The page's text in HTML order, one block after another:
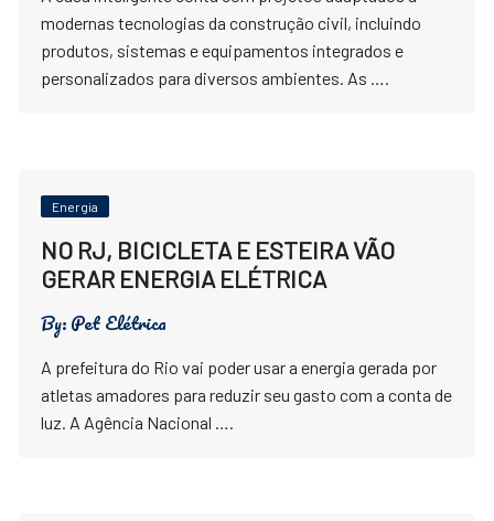
modernas tecnologias da construção civil, incluindo
produtos, sistemas e equipamentos integrados e
personalizados para diversos ambientes. As ….
Energia
NO RJ, BICICLETA E ESTEIRA VÃO
GERAR ENERGIA ELÉTRICA
By:Pet Elétrica
A prefeitura do Rio vai poder usar a energia gerada por
atletas amadores para reduzir seu gasto com a conta de
luz. A Agência Nacional ….